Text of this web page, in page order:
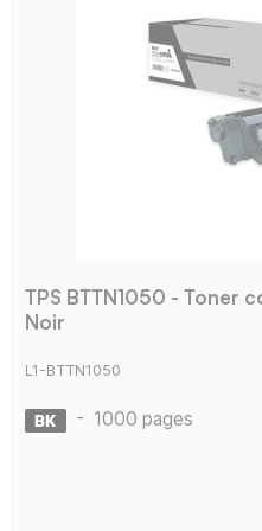
TPS BTTN1050 - Toner
Noir
L1-BTTN1050
- 1000 pages